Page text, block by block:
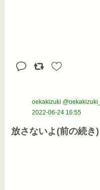
oekakizuki
2022-06-24 16:55
放さないよ(前の続き)